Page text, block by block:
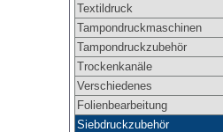
Textildruck
Tampondruckmaschinen
Tampondruckzubehör
Trockenkanäle
Verschiedenes
Folienbearbeitung
Siebdruckzubehör